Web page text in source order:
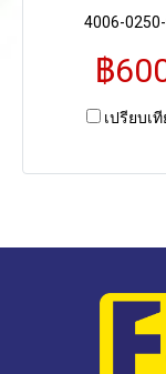
4006-
฿
เปรียบเ